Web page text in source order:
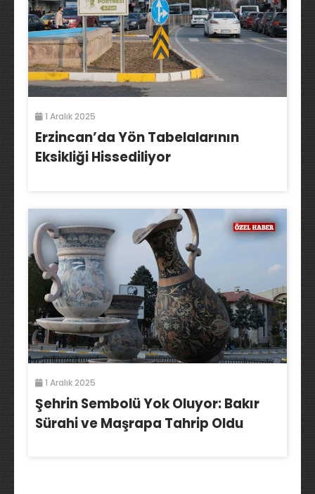
1 Aralık 2025
Erzincan’da Yön Tabelalarının
Eksikliği Hissediliyor
1 Aralık 2025
Şehrin Sembolü Yok Oluyor: Bakır
Sürahi ve Maşrapa Tahrip Oldu